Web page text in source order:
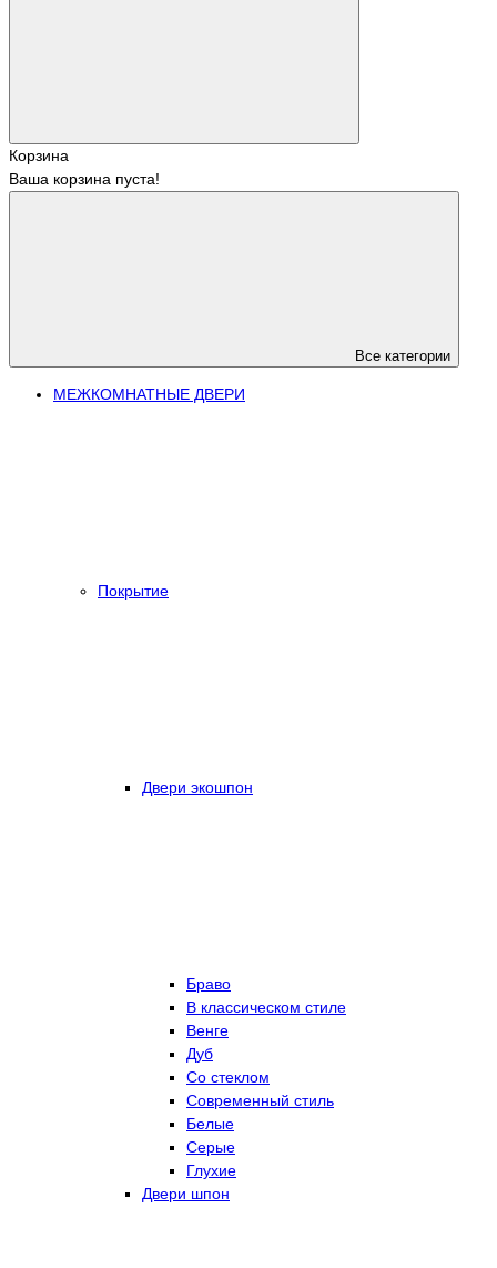
Корзина
Ваша корзина пуста!
Все категории
МЕЖКОМНАТНЫЕ ДВЕРИ
Покрытие
Двери экошпон
Браво
В классическом стиле
Венге
Дуб
Со стеклом
Современный стиль
Белые
Серые
Глухие
Двери шпон